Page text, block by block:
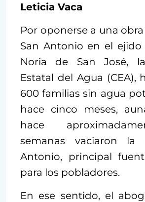
Leticia Vaca
Por oponerse a una
San Antonio en el ejido
Noria de San José,
Estatal del Agua (CEA),
600 familias sin agua
hace cinco meses,
hace
semanas vaciaron la
Antonio, principal
para los pobladores.
En ese sentido, el